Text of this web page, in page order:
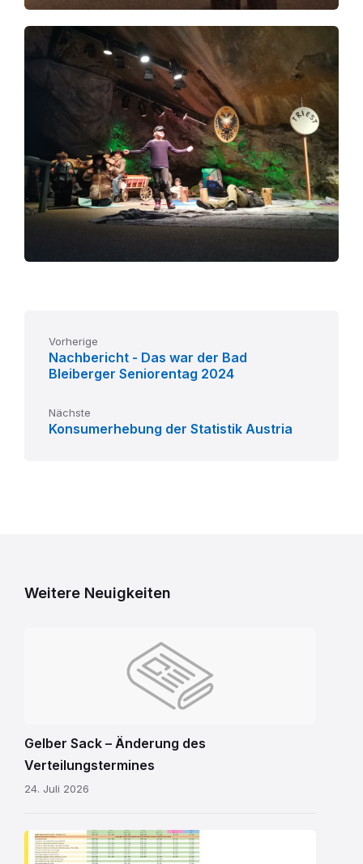
Vorherige
Nachbericht - Das war der Bad
Bleiberger Seniorentag 2024
Nächste
Konsumerhebung der Statistik Austria
Weitere Neuigkeiten
Gelber Sack – Änderung des
Verteilungstermines
24. Juli 2026
Kirchtagsbus
2026.pdf